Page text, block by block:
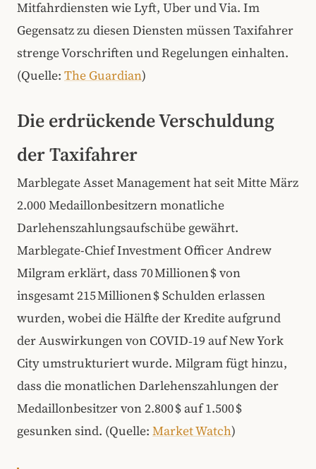
Mitfahrdiensten wie Lyft, Uber und Via. Im
Gegensatz zu diesen Diensten müssen Taxifahrer
strenge Vorschriften und Regelungen einhalten.
(Quelle: The Guardian)
Die erdrückende Verschuldung
der Taxifahrer
Marblegate Asset Management hat seit Mitte März
2.000 Medaillonbesitzern monatliche
Darlehenszahlungsaufschübe gewährt.
Marblegate-Chief Investment Officer Andrew
Milgram erklärt, dass 70 Millionen $ von
insgesamt 215 Millionen $ Schulden erlassen
wurden, wobei die Hälfte der Kredite aufgrund
der Auswirkungen von COVID‑19 auf New York
City umstrukturiert wurde. Milgram fügt hinzu,
dass die monatlichen Darlehenszahlungen der
Medaillonbesitzer von 2.800 $ auf 1.500 $
gesunken sind. (Quelle: Market Watch)